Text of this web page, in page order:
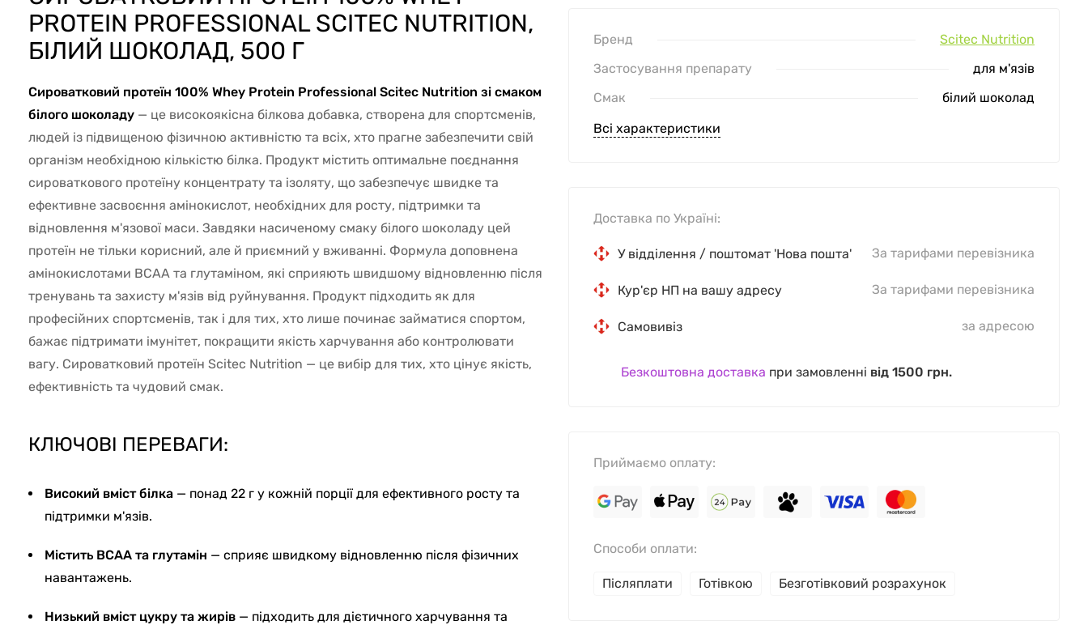
PROTEIN PROFESSIONAL SCITEC NUTRITION,
БІЛИЙ ШОКОЛАД, 500 Г
Сироватковий протеїн 100% Whey Protein Professional Scitec Nutrition зі смаком
білого шоколаду — це високоякісна білкова добавка, створена для спортсменів,
людей із підвищеною фізичною активністю та всіх, хто прагне забезпечити свій
організм необхідною кількістю білка. Продукт містить оптимальне поєднання
сироваткового протеїну концентрату та ізоляту, що забезпечує швидке та
ефективне засвоєння амінокислот, необхідних для росту, підтримки та
відновлення м'язової маси. Завдяки насиченому смаку білого шоколаду цей
протеїн не тільки корисний, але й приємний у вживанні. Формула доповнена
амінокислотами BCAA та глутаміном, які сприяють швидшому відновленню після
тренувань та захисту м'язів від руйнування. Продукт підходить як для
професійних спортсменів, так і для тих, хто лише починає займатися спортом,
бажає підтримати імунітет, покращити якість харчування або контролювати
вагу. Сироватковий протеїн Scitec Nutrition — це вибір для тих, хто цінує якість,
ефективність та чудовий смак.
КЛЮЧОВІ ПЕРЕВАГИ:
Високий вміст білка — понад 22 г у кожній порції для ефективного росту та
підтримки м'язів.
Містить BCAA та глутамін — сприяє швидкому відновленню після фізичних
навантажень.
Низький вміст цукру та жирів — підходить для дієтичного харчування та
Доставка по Україні:
У відділення / поштомат 'Нова пошта' За тарифами перевізника
Кур'єр НП на вашу адресу За тарифами перевізника
Самовивіз за адресою
Безкоштовна доставка при замовленні від 1500 грн.
Приймаємо оплату:
Способи оплати:
Післяплати Готівкою Безготівковий розрахунок
Бренд
Scitec Nutrition
Застосування препарату
для м'язів
Смак
білий шоколад
Всі характеристики